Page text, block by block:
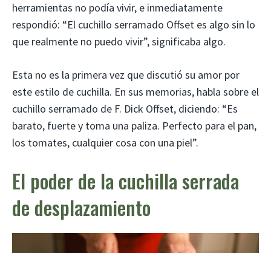
herramientas no podía vivir, e inmediatamente
respondió: “El cuchillo serramado Offset es algo sin lo
que realmente no puedo vivir”, significaba algo.
Esta no es la primera vez que discutió su amor por
este estilo de cuchilla. En sus memorias, habla sobre el
cuchillo serramado de F. Dick Offset, diciendo: “Es
barato, fuerte y toma una paliza. Perfecto para el pan,
los tomates, cualquier cosa con una piel”.
El poder de la cuchilla serrada
de desplazamiento